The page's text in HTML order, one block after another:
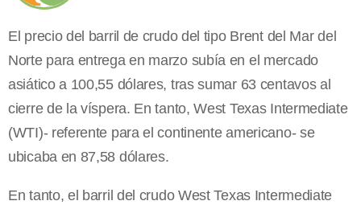
El precio del barril de crudo del tipo Brent del Mar del
Norte para entrega en marzo subía en el mercado
asiático a 100,55 dólares, tras sumar 63 centavos al
cierre de la víspera. En tanto, West Texas Intermediate
(WTI)- referente para el continente americano- se
ubicaba en 87,58 dólares.
En tanto, el barril del crudo West Texas Intermediate